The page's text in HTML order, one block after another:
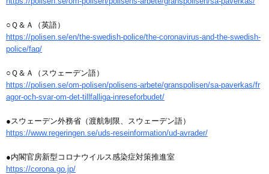
○Ｑ＆Ａ（英語）
https://polisen.se/en/the-swedish-police/the-coronavirus-and-the-swedish-
police/faq/
○Ｑ＆Ａ（スウェーデン語）
https://polisen.se/om-polisen/polisens-arbete/granspolisen/sa-paverkas/fr
agor-och-svar-om-det-tillfalliga-inreseforbudet/
●スウェーデン外務省（渡航制限、スウェーデン語）
https://www.regeringen.se/uds-reseinformation/ud-avrader/
●内閣官房新型コロナウイルス感染症対策推進室
https://corona.go.jp/